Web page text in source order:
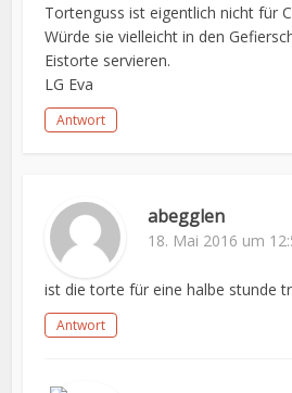
Tortenguss ist eigentlich nicht für
Würde sie vielleicht in den
Eistorte servieren.
LG Eva
Antwort
abegglen
18. Mai 2016 um
ist die torte für eine halbe stunde
Antwort